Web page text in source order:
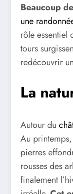
Beaucoup
une
rôle essentiel
tours
redécouvrir
La
Autour du
Au printemps,
pierres
rousses des
finalement